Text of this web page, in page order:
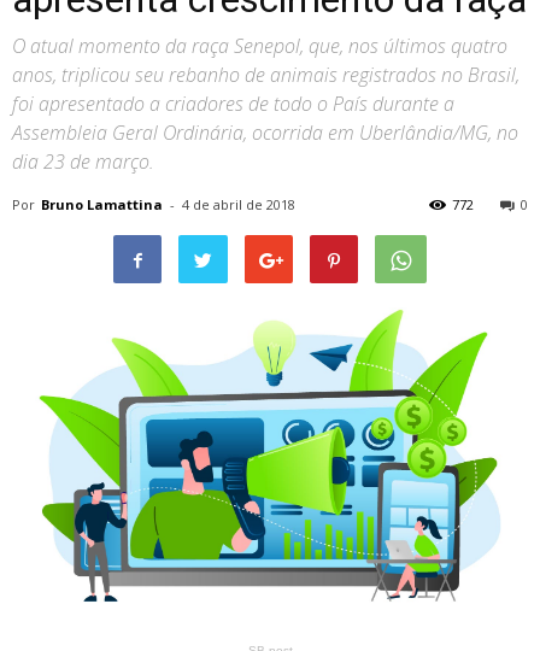
O atual momento da raça Senepol, que, nos últimos quatro
anos, triplicou seu rebanho de animais registrados no Brasil,
foi apresentado a criadores de todo o País durante a
Assembleia Geral Ordinária, ocorrida em Uberlândia/MG, no
dia 23 de março.
Por Bruno Lamattina - 4 de abril de 2018 0
772